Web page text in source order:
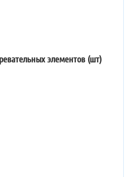
элементов (шт)